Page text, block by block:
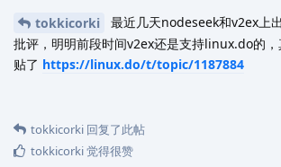
tokkicorki
最近几天nodeseek和v2ex上
批评，明明前段时间v2ex还是支持linux.do的
贴了 https://linux.do/t/topic/1187884
tokkicorki 回复了此帖
tokkicorki觉得很赞